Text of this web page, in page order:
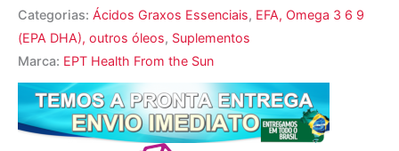
Categorias: Ácidos Graxos Essenciais, EFA, Omega 3 6 9
(EPA DHA), outros óleos, Suplementos
Marca: EPT Health From the Sun